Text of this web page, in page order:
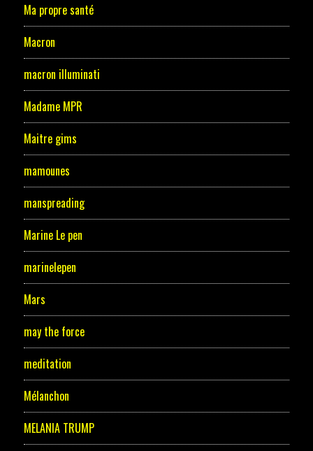
Ma propre santé
Macron
macron illuminati
Madame MPR
Maitre gims
mamounes
manspreading
Marine Le pen
marinelepen
Mars
may the force
meditation
Mélanchon
MELANIA TRUMP